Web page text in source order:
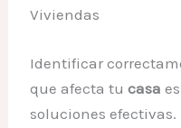
Viviendas
Identificar
que afecta tucasa
soluciones